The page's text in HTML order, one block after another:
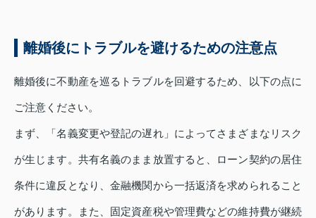
離婚後にトラブルを避けるための注意点
離婚後に不動産を巡るトラブルを回避するため、以下の点に
ご注意ください。
まず、「名義変更や登記の遅れ」によってさまざまなリスク
が生じます。共有名義のまま放置すると、ローン契約の居住
条件に違反となり、金融機関から一括返済を求められること
があります。また、固定資産税や管理費などの維持費が継続